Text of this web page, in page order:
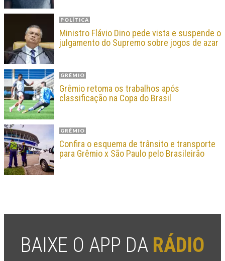
POLÍTICA
Ministro Flávio Dino pede vista e suspende o
julgamento do Supremo sobre jogos de azar
GRÊMIO
Grêmio retoma os trabalhos após
classificação na Copa do Brasil
GRÊMIO
Confira o esquema de trânsito e transporte
para Grêmio x São Paulo pelo Brasileirão
BAIXE O APP DA RÁDIO